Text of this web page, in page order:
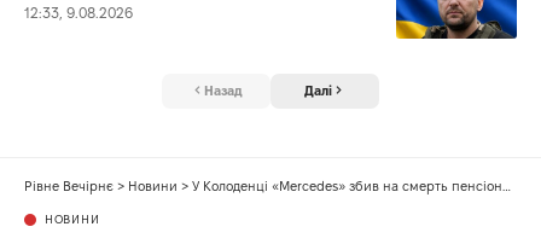
12:33, 9.08.2026
Назад Далі
Рівне Вечірнє > Новини > У Колоденці «Mercedes» збив на смерть пенсіонерку
НОВИНИ